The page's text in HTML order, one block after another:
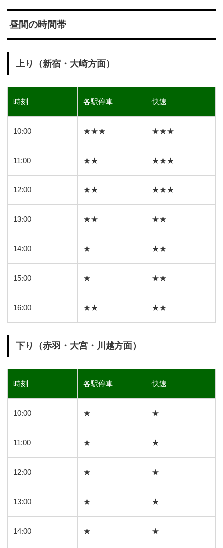
昼間の時間帯
上り（新宿・大崎方面）
時刻 各駅停車 快速
10:00 ★★★ ★★★
11:00 ★★ ★★★
12:00 ★★ ★★★
13:00 ★★ ★★
14:00 ★ ★★
15:00 ★ ★★
16:00 ★★ ★★
下り（赤羽・大宮・川越方面）
時刻 各駅停車 快速
10:00 ★ ★
11:00 ★ ★
12:00 ★ ★
13:00 ★ ★
14:00 ★ ★